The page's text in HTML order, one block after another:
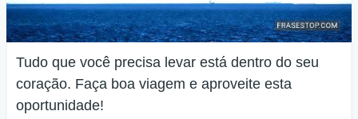
Tudo que você precisa levar está dentro do seu
coração. Faça boa viagem e aproveite esta
oportunidade!